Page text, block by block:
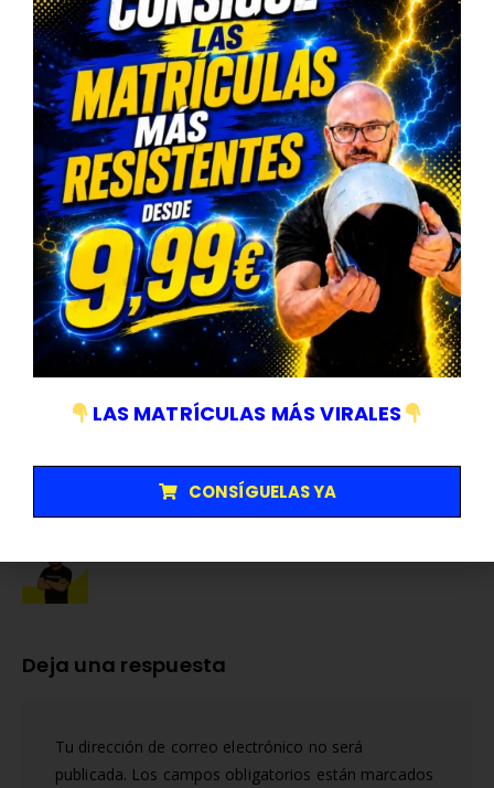
Si estás buscando transformar tu manera de limpiar, este
producto está disponible en la tienda en líneaFlipDetail .Con
solo unos clics, podrás recibirlo en la comodidad de tu hogar.
Desengrasante Multiusos Concentrado ECO es mucho
más que un producto de limpieza; es una solución sostenible y
eficiente para mantener tu hogar impecable. Al elegir este
producto, no solo cuidas tu espacio, sino también contribuyes
al cuidado del planeta. ¡Prueba hoy mismo y haz de la limpieza
un acto consciente y responsable!
COMPRA APC ULTRACONCENTRADO
Compartir esta publicacion
Deja una respuesta
Tu dirección de correo electrónico no será
publicada. Los campos obligatorios están marcados
LAS MATRÍCULAS MÁS VIRALES
CONSÍGUELAS YA